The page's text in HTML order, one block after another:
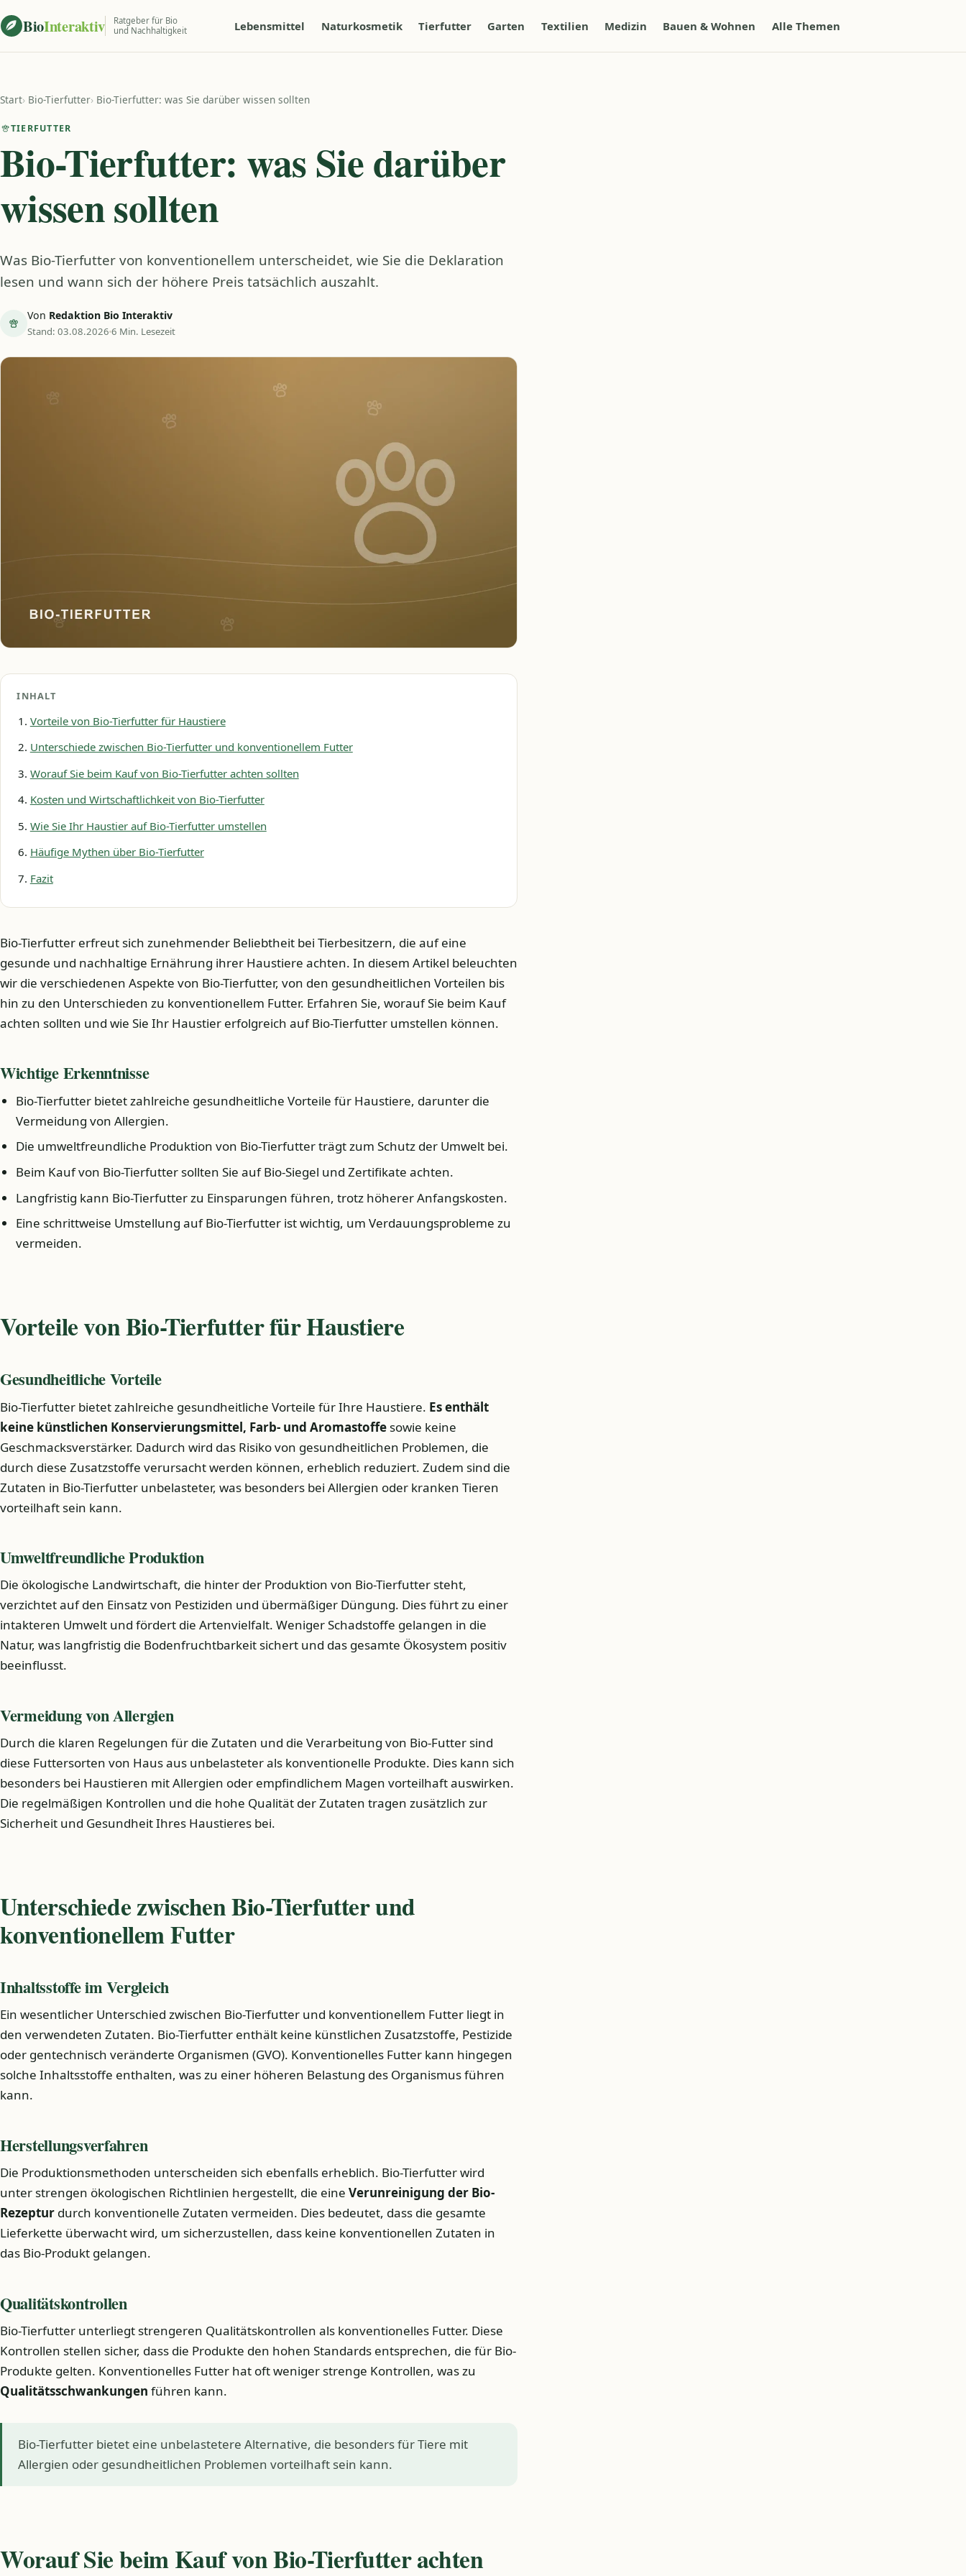
BioInteraktiv
Ratgeber für Bio
und Nachhaltigkeit
Lebensmittel Naturkosmetik Tierfutter Garten Textilien Medizin Bauen & Wohnen Alle Themen
Start› Bio-Tierfutter› Bio-Tierfutter: was Sie darüber wissen sollten
TIERFUTTER
Bio-Tierfutter: was Sie darüber
wissen sollten
Was Bio-Tierfutter von konventionellem unterscheidet, wie Sie die Deklaration
lesen und wann sich der höhere Preis tatsächlich auszahlt.
Von Redaktion Bio Interaktiv
Stand: 03.08.2026 6 Min. Lesezeit
INHALT
Vorteile von Bio-Tierfutter für Haustiere
Unterschiede zwischen Bio-Tierfutter und konventionellem Futter
Worauf Sie beim Kauf von Bio-Tierfutter achten sollten
Kosten und Wirtschaftlichkeit von Bio-Tierfutter
Wie Sie Ihr Haustier auf Bio-Tierfutter umstellen
Häufige Mythen über Bio-Tierfutter
Fazit
Bio-Tierfutter erfreut sich zunehmender Beliebtheit bei Tierbesitzern, die auf eine
gesunde und nachhaltige Ernährung ihrer Haustiere achten. In diesem Artikel beleuchten
wir die verschiedenen Aspekte von Bio-Tierfutter, von den gesundheitlichen Vorteilen bis
hin zu den Unterschieden zu konventionellem Futter. Erfahren Sie, worauf Sie beim Kauf
achten sollten und wie Sie Ihr Haustier erfolgreich auf Bio-Tierfutter umstellen können.
Wichtige Erkenntnisse
Bio-Tierfutter bietet zahlreiche gesundheitliche Vorteile für Haustiere, darunter die
Vermeidung von Allergien.
Die umweltfreundliche Produktion von Bio-Tierfutter trägt zum Schutz der Umwelt bei.
Beim Kauf von Bio-Tierfutter sollten Sie auf Bio-Siegel und Zertifikate achten.
Langfristig kann Bio-Tierfutter zu Einsparungen führen, trotz höherer Anfangskosten.
Eine schrittweise Umstellung auf Bio-Tierfutter ist wichtig, um Verdauungsprobleme zu
vermeiden.
Vorteile von Bio-Tierfutter für Haustiere
Gesundheitliche Vorteile
Bio-Tierfutter bietet zahlreiche gesundheitliche Vorteile für Ihre Haustiere. Es enthält
keine künstlichen Konservierungsmittel, Farb- und Aromastoffe sowie keine
Geschmacksverstärker. Dadurch wird das Risiko von gesundheitlichen Problemen, die
durch diese Zusatzstoffe verursacht werden können, erheblich reduziert. Zudem sind die
Zutaten in Bio-Tierfutter unbelasteter, was besonders bei Allergien oder kranken Tieren
vorteilhaft sein kann.
Umweltfreundliche Produktion
Die ökologische Landwirtschaft, die hinter der Produktion von Bio-Tierfutter steht,
verzichtet auf den Einsatz von Pestiziden und übermäßiger Düngung. Dies führt zu einer
intakteren Umwelt und fördert die Artenvielfalt. Weniger Schadstoffe gelangen in die
Natur, was langfristig die Bodenfruchtbarkeit sichert und das gesamte Ökosystem positiv
beeinflusst.
Vermeidung von Allergien
Durch die klaren Regelungen für die Zutaten und die Verarbeitung von Bio-Futter sind
diese Futtersorten von Haus aus unbelasteter als konventionelle Produkte. Dies kann sich
besonders bei Haustieren mit Allergien oder empfindlichem Magen vorteilhaft auswirken.
Die regelmäßigen Kontrollen und die hohe Qualität der Zutaten tragen zusätzlich zur
Sicherheit und Gesundheit Ihres Haustieres bei.
Unterschiede zwischen Bio-Tierfutter und
konventionellem Futter
Inhaltsstoffe im Vergleich
Ein wesentlicher Unterschied zwischen Bio-Tierfutter und konventionellem Futter liegt in
den verwendeten Zutaten. Bio-Tierfutter enthält keine künstlichen Zusatzstoffe, Pestizide
oder gentechnisch veränderte Organismen (GVO). Konventionelles Futter kann hingegen
solche Inhaltsstoffe enthalten, was zu einer höheren Belastung des Organismus führen
kann.
Herstellungsverfahren
Die Produktionsmethoden unterscheiden sich ebenfalls erheblich. Bio-Tierfutter wird
unter strengen ökologischen Richtlinien hergestellt, die eine Verunreinigung der Bio-
Rezeptur durch konventionelle Zutaten vermeiden. Dies bedeutet, dass die gesamte
Lieferkette überwacht wird, um sicherzustellen, dass keine konventionellen Zutaten in
das Bio-Produkt gelangen.
Qualitätskontrollen
Bio-Tierfutter unterliegt strengeren Qualitätskontrollen als konventionelles Futter. Diese
Kontrollen stellen sicher, dass die Produkte den hohen Standards entsprechen, die für Bio-
Produkte gelten. Konventionelles Futter hat oft weniger strenge Kontrollen, was zu
Qualitätsschwankungen führen kann.
Bio-Tierfutter bietet eine unbelastetere Alternative, die besonders für Tiere mit
Allergien oder gesundheitlichen Problemen vorteilhaft sein kann.
Worauf Sie beim Kauf von Bio-Tierfutter achten